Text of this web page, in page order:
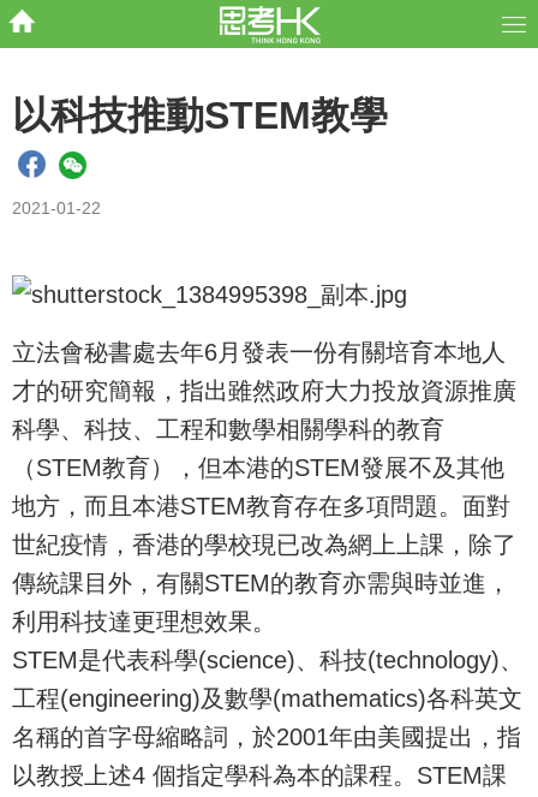
以科技推動STEM教學
2021-01-22
立法會秘書處去年6月發表一份有關培育本地人
才的研究簡報，指出雖然政府大力投放資源推廣
科學、科技、工程和數學相關學科的教育
（STEM教育），但本港的STEM發展不及其他
地方，而且本港STEM教育存在多項問題。面對
世紀疫情，香港的學校現已改為網上上課，除了
傳統課目外，有關STEM的教育亦需與時並進，
利用科技達更理想效果。
STEM是代表科學(science)、科技(technology)、
工程(engineering)及數學(mathematics)各科英文
名稱的首字母縮略詞，於2001年由美國提出，指
以教授上述4 個指定學科為本的課程。STEM課